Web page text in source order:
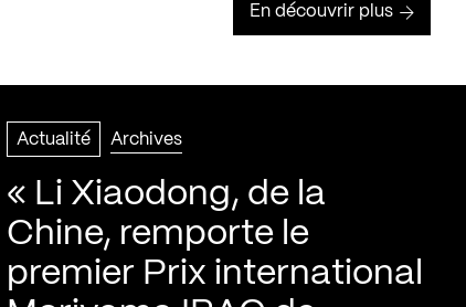
En découvrir plus
Actualité Archives
« Li Xiaodong, de la
Chine, remporte le
premier Prix international